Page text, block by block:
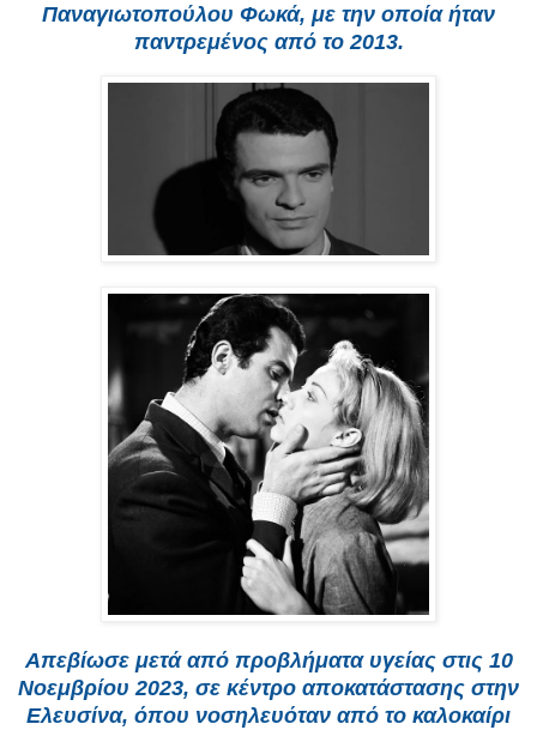
Παναγιωτοπούλου Φωκά, με την οποία ήταν
παντρεμένος από το 2013.
Απεβίωσε μετά από προβλήματα υγείας στις 10
Νοεμβρίου 2023, σε κέντρο αποκατάστασης στην
Ελευσίνα, όπου νοσηλευόταν από το καλοκαίρι